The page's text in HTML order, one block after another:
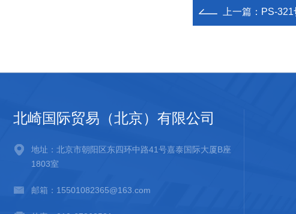
上一篇： PS-
北崎国际贸易（北京）有限公司
地址：北京市朝阳区东四环中路41号嘉泰国际大厦B座
1803室
邮箱：15501082365@163.com